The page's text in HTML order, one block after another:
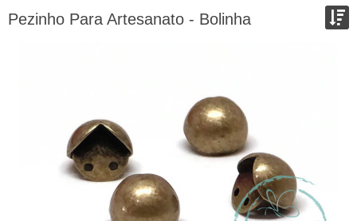
Pezinho Para Artesanato - Bolinha
COMPARAR PRODUTOS (0)